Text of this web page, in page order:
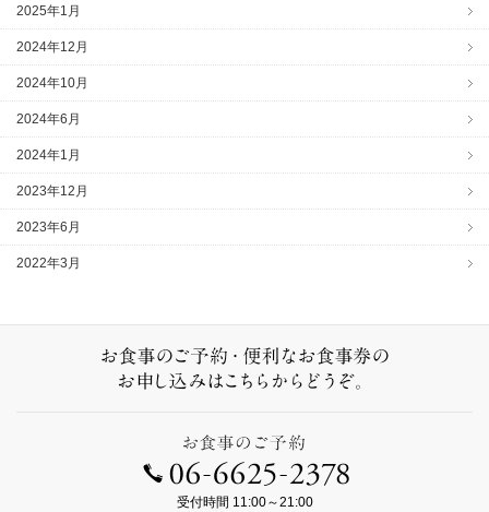
2025年1月
2024年12月
2024年10月
2024年6月
2024年1月
2023年12月
2023年6月
2022年3月
受付時間 11:00～21:00